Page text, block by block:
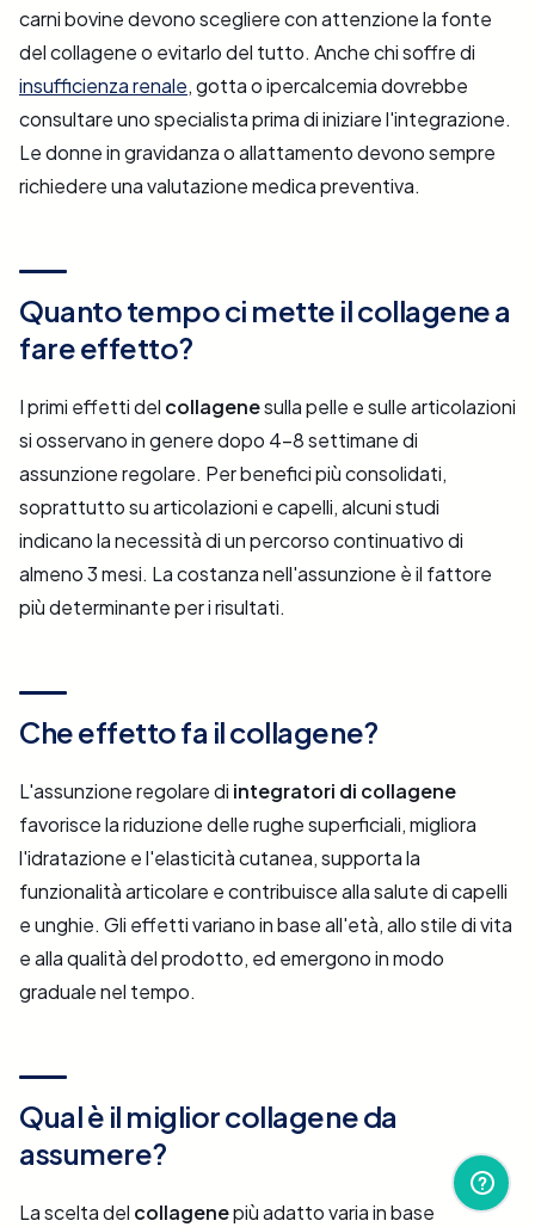
carni bovine devono scegliere con attenzione la fonte
del collagene o evitarlo del tutto. Anche chi soffre di
insufficienza renale, gotta o ipercalcemia dovrebbe
consultare uno specialista prima di iniziare l'integrazione.
Le donne in gravidanza o allattamento devono sempre
richiedere una valutazione medica preventiva.
Quanto tempo ci mette il collagene a
fare effetto?
I primi effetti del collagenesulla pelle e sulle articolazioni
si osservano in genere dopo 4-8 settimane di
assunzione regolare. Per benefici più consolidati,
soprattutto su articolazioni e capelli, alcuni studi
indicano la necessità di un percorso continuativo di
almeno 3 mesi. La costanza nell'assunzione è il fattore
più determinante per i risultati.
Che effetto fa il collagene?
L'assunzione regolare di integratori di collagene
favorisce la riduzione delle rughe superficiali, migliora
l'idratazione e l'elasticità cutanea, supporta la
funzionalità articolare e contribuisce alla salute di capelli
e unghie. Gli effetti variano in base all'età, allo stile di vita
e alla qualità del prodotto, ed emergono in modo
graduale nel tempo.
Qual è il miglior collagene da
assumere?
La scelta del collagenepiù adatto varia in base